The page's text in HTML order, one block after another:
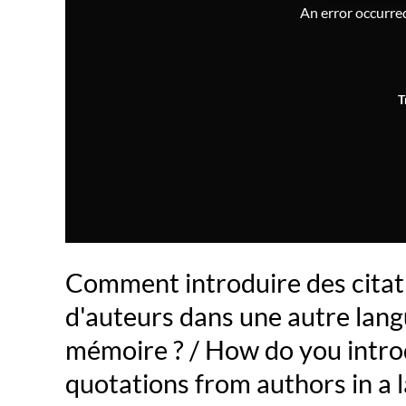
An error
Comment introduire des
d'auteurs dans une autre
mémoire ? / How do you
quotations from authors in a